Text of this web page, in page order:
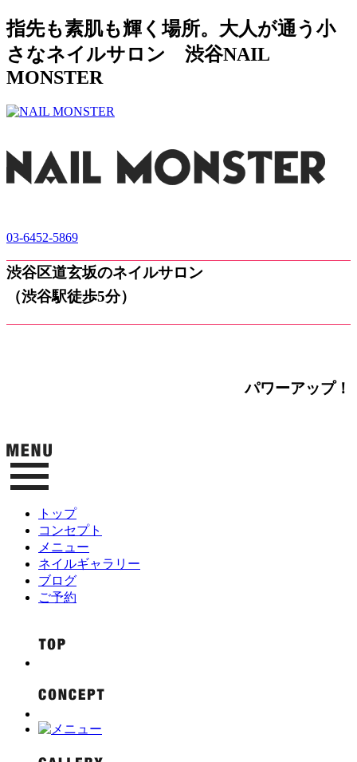
指先も素肌も輝く場所。大人が通う小
さなネイルサロン 渋谷NAIL
MONSTER
03-6452-5869
渋谷区道玄坂のネイルサロン
（渋谷駅徒歩5分）
パワーアップ！
トップ
コンセプト
メニュー
ネイルギャラリー
ブログ
ご予約